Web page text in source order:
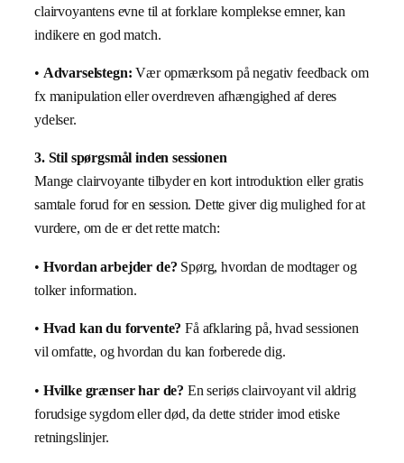
clairvoyantens evne til at forklare komplekse emner, kan
indikere en god match.
• Advarselstegn: Vær opmærksom på negativ feedback om
fx manipulation eller overdreven afhængighed af deres
ydelser.
3. Stil spørgsmål inden sessionen
Mange clairvoyante tilbyder en kort introduktion eller gratis
samtale forud for en session. Dette giver dig mulighed for at
vurdere, om de er det rette match:
• Hvordan arbejder de? Spørg, hvordan de modtager og
tolker information.
• Hvad kan du forvente? Få afklaring på, hvad sessionen
vil omfatte, og hvordan du kan forberede dig.
• Hvilke grænser har de? En seriøs clairvoyant vil aldrig
forudsige sygdom eller død, da dette strider imod etiske
retningslinjer.